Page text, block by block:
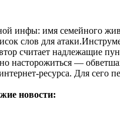
инфы: имя семейного
слов для
считает надлежащие
насторожиться —
ресурса. Для сего
новости: